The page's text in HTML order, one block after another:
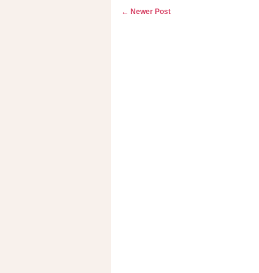
← Newer Post